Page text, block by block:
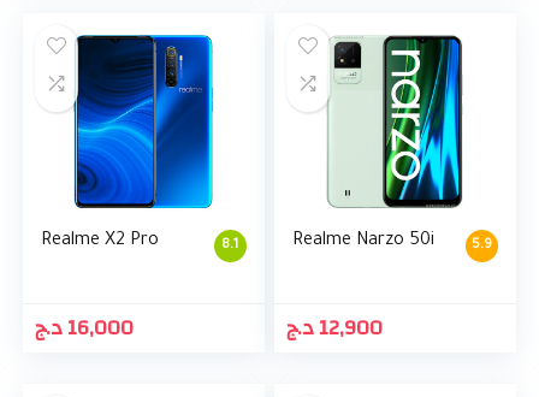
8.1
Realme X2 Pro
16,000د.ج
5.9
Realme Narzo 50i
12,900د.ج